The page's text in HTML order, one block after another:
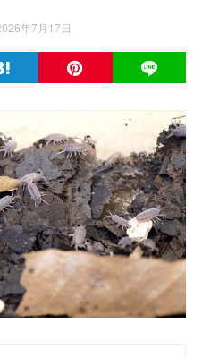
年7月17日